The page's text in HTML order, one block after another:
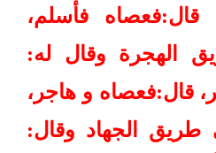
قال:فعصاه فأسلم،
الهجرة وقال له:
قال:فعصاه و هاجر،
الجهاد وقال: